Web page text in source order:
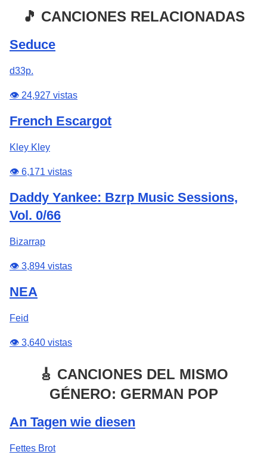
🎵 CANCIONES RELACIONADAS
Seduce
d33p.
👁️ 24,927 vistas
French Escargot
Kley Kley
👁️ 6,171 vistas
Daddy Yankee: Bzrp Music Sessions,
Vol. 0/66
Bizarrap
👁️ 3,894 vistas
NEA
Feid
👁️ 3,640 vistas
🎸 CANCIONES DEL MISMO
GÉNERO: GERMAN POP
An Tagen wie diesen
Fettes Brot